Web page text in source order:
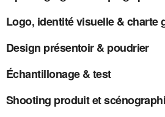
Logo, identité visuelle & charte
Design présentoir & poudrier
Échantillonage & test
Shooting produit et